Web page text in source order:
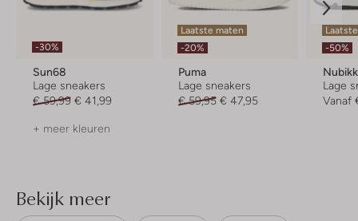
-30%
Sun68
Lage sneakers
€ 59,99 € 41,99
+ meer kleuren
Laatste maten
-20%
Puma
Lage sneakers
€ 59,95 € 47,95
-50%
Nubikk
Lage
Vanaf
Bekijk meer